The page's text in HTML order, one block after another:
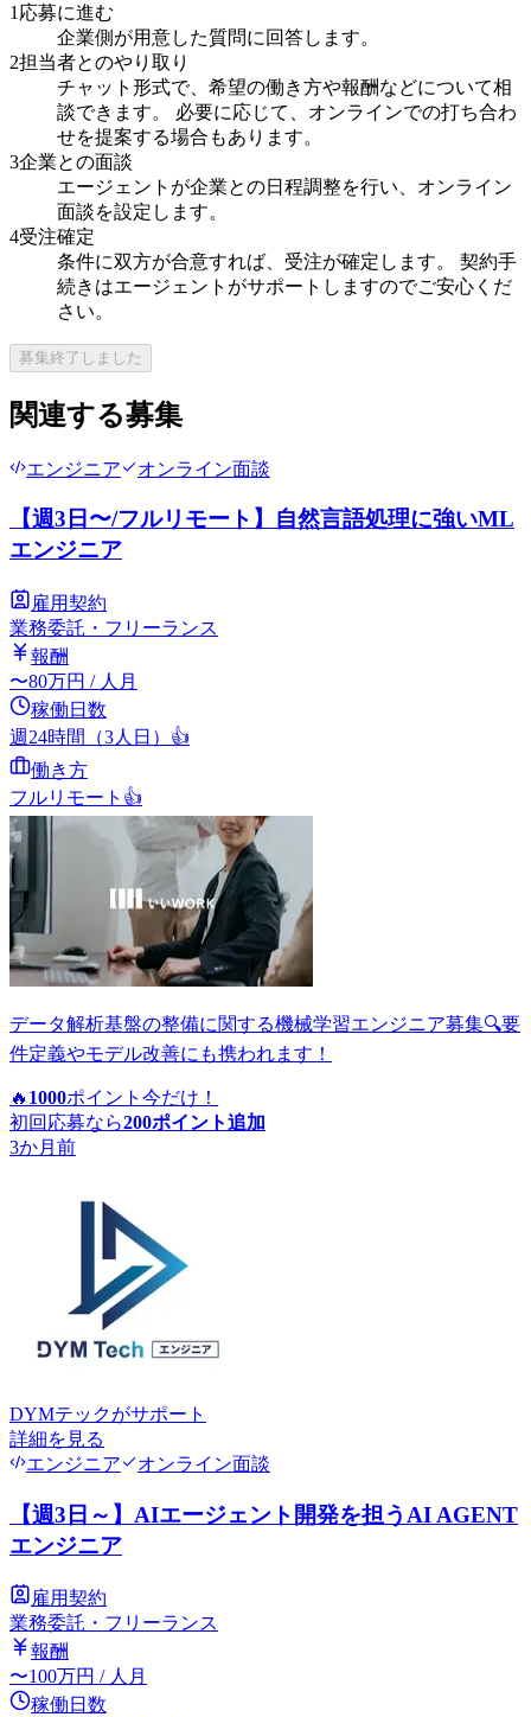
1 応募に進む
企業側が用意した質問に回答します。
2担当者とのやり取り
チャット形式で、希望の働き方や報酬などについて相
談できます。 必要に応じて、オンラインでの打ち合わ
せを提案する場合もあります。
3企業との面談
エージェントが企業との日程調整を行い、オンライン
面談を設定します。
4受注確定
条件に双方が合意すれば、受注が確定します。 契約手
続きはエージェントがサポートしますのでご安心くだ
さい。
募集終了しました
関連する募集
エンジニア オンライン面談
【週3日〜/フルリモート】自然言語処理に強いML
エンジニア
雇用契約
業務委託・フリーランス
報酬
〜80万円 / 人月
稼働日数
週24時間（3人日） 👍
働き方
フルリモート 👍
データ解析基盤の整備に関する機械学習エンジニア募集🔍要
件定義やモデル改善にも携われます！
🔥 1000ポイント 今だけ！
初回応募なら200ポイント追加
3か月前
DYMテックがサポート
詳細を見る
エンジニア
オンライン面談
【週3日～】AIエージェント開発を担うAI AGENT
エンジニア
雇用契約
業務委託・フリーランス
報酬
〜100万円 / 人月
稼働日数